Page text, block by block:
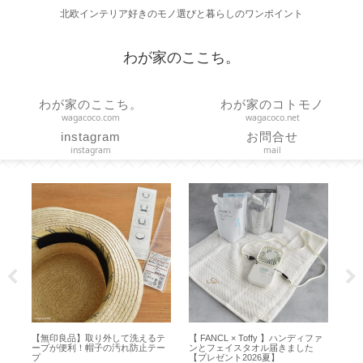
北欧インテリア好きのモノ選びと暮らしのワンポイント
わが家のここち。
わが家のここち。
wagacoco.com
わが家のコトモノ
wagacoco.net
instagram
instagram
お問合せ
mail
【 STARBUCKS 】シリコンアイス
トレーでアイスコーヒー＆カフェ
オレ【アルファベット製氷皿】
【バッグインバッグ】エルベにち
ょうどいいポリエステルでシンプ
ル軽量【707C 704GP 725GP】